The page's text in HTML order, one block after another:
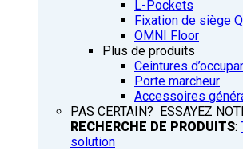
L-Pockets
Fixation de siège
OMNI Floor
Plus de produits
Ceintures
Porte marcheur
Accessoires
PAS CERTAIN? ESSAYEZ
RECHERCHE DE PRODUITS:
solution